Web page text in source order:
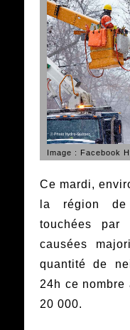
Image : Facebook
Ce mardi,
la région de
touchées par
causées
quantité de
24h ce
20 000.